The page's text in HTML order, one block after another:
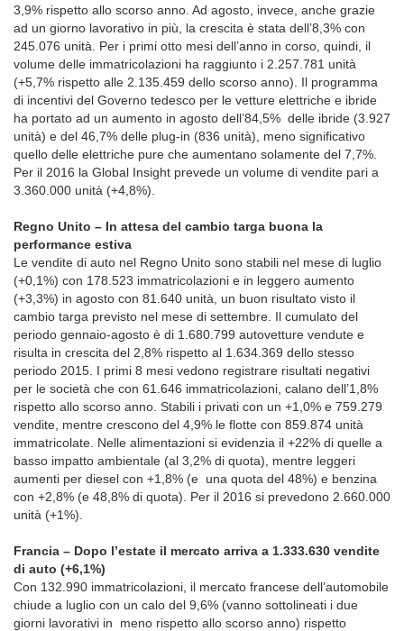
3,9% rispetto allo scorso anno. Ad agosto, invece, anche grazie
ad un giorno lavorativo in più, la crescita è stata dell’8,3% con
245.076 unità. Per i primi otto mesi dell’anno in corso, quindi, il
volume delle immatricolazioni ha raggiunto i 2.257.781 unità
(+5,7% rispetto alle 2.135.459 dello scorso anno). Il programma
di incentivi del Governo tedesco per le vetture elettriche e ibride
ha portato ad un aumento in agosto dell’84,5% delle ibride (3.927
unità) e del 46,7% delle plug-in (836 unità), meno significativo
quello delle elettriche pure che aumentano solamente del 7,7%.
Per il 2016 la Global Insight prevede un volume di vendite pari a
3.360.000 unità (+4,8%).
Regno Unito – In attesa del cambio targa buona la
performance estiva
Le vendite di auto nel Regno Unito sono stabili nel mese di luglio
(+0,1%) con 178.523 immatricolazioni e in leggero aumento
(+3,3%) in agosto con 81.640 unità, un buon risultato visto il
cambio targa previsto nel mese di settembre. Il cumulato del
periodo gennaio-agosto è di 1.680.799 autovetture vendute e
risulta in crescita del 2,8% rispetto al 1.634.369 dello stesso
periodo 2015. I primi 8 mesi vedono registrare risultati negativi
per le società che con 61.646 immatricolazioni, calano dell’1,8%
rispetto allo scorso anno. Stabili i privati con un +1,0% e 759.279
vendite, mentre crescono del 4,9% le flotte con 859.874 unità
immatricolate. Nelle alimentazioni si evidenzia il +22% di quelle a
basso impatto ambientale (al 3,2% di quota), mentre leggeri
aumenti per diesel con +1,8% (e una quota del 48%) e benzina
con +2,8% (e 48,8% di quota). Per il 2016 si prevedono 2.660.000
unità (+1%).
Francia – Dopo l’estate il mercato arriva a 1.333.630 vendite
di auto (+6,1%)
Con 132.990 immatricolazioni, il mercato francese dell’automobile
chiude a luglio con un calo del 9,6% (vanno sottolineati i due
giorni lavorativi in meno rispetto allo scorso anno) rispetto